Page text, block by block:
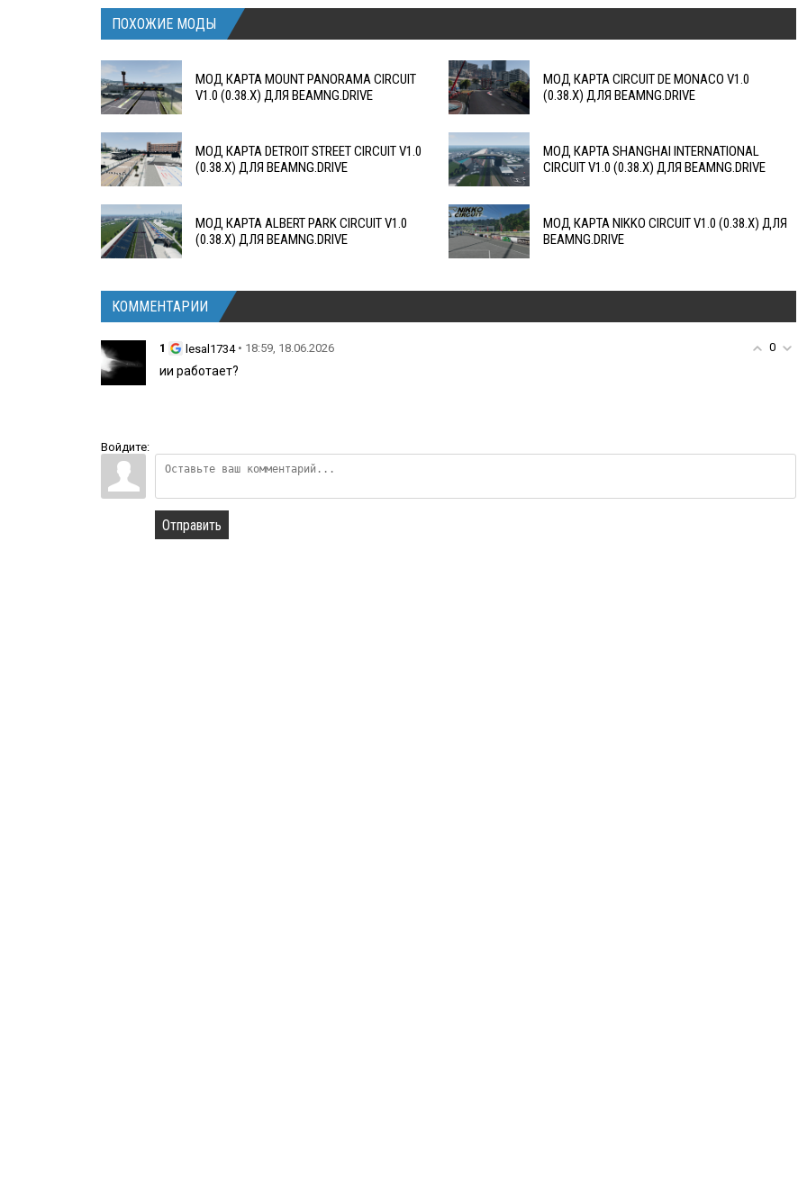
ПОХОЖИЕ МОДЫ
МОД КАРТА MOUNT PANORAMA CIRCUIT
V1.0 (0.38.X) ДЛЯ BEAMNG.DRIVE
МОД КАРТА CIRCUIT DE MONACO V1.0
(0.38.X) ДЛЯ BEAMNG.DRIVE
МОД КАРТА DETROIT STREET CIRCUIT V1.0
(0.38.X) ДЛЯ BEAMNG.DRIVE
МОД КАРТА SHANGHAI INTERNATIONAL
CIRCUIT V1.0 (0.38.X) ДЛЯ BEAMNG.DRIVE
МОД КАРТА ALBERT PARK CIRCUIT V1.0
(0.38.X) ДЛЯ BEAMNG.DRIVE
МОД КАРТА NIKKO CIRCUIT V1.0 (0.38.X) ДЛЯ
BEAMNG.DRIVE
КОММЕНТАРИИ
0
1 lesal1734 • 18:59, 18.06.2026
ии работает?
Войдите:
Отправить